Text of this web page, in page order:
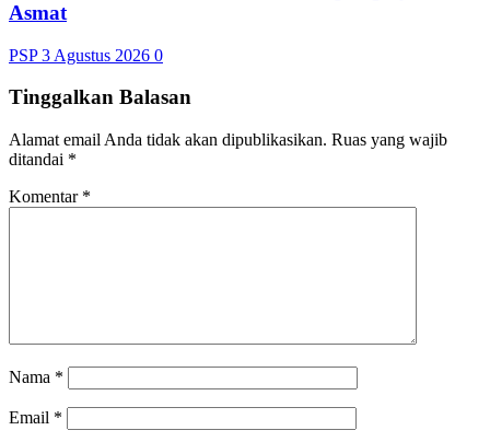
Asmat
PSP3 Agustus 2026 0
Tinggalkan Balasan
Alamat email Anda tidak akan dipublikasikan. Ruas yang wajib
ditandai *
Komentar *
Nama *
Email *